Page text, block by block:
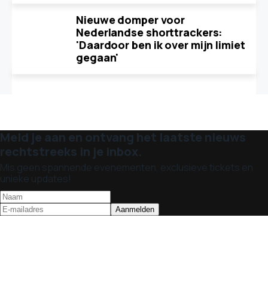
Nieuwe domper voor
Nederlandse shorttrackers:
'Daardoor ben ik over mijn limiet
gegaan'
Meld je aan en ontvang het laatste nieuws
rechtstreeks in je inbox.
Mis geen spannende evenementen, exclusieve tickets en
unieke updates!